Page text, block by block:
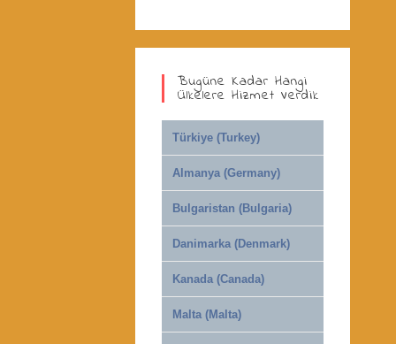
Bugüne Kadar Hangi
Ülkelere Hizmet Verdik
Türkiye (Turkey)
Almanya (Germany)
Bulgaristan (Bulgaria)
Danimarka (Denmark)
Kanada (Canada)
Malta (Malta)